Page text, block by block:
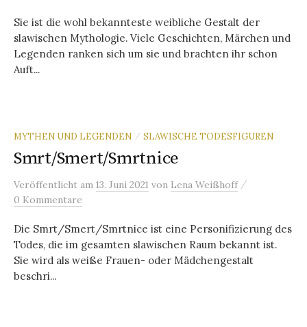
Sie ist die wohl bekannteste weibliche Gestalt der
slawischen Mythologie. Viele Geschichten, Märchen und
Legenden ranken sich um sie und brachten ihr schon
Auft...
MYTHEN UND LEGENDEN / SLAWISCHE TODESFIGUREN
Smrt/Smert/Smrtnice
Veröffentlicht am 13. Juni 2021 von Lena Weißhoff /
0 Kommentare
Die Smrt/Smert/Smrtnice ist eine Personifizierung des
Todes, die im gesamten slawischen Raum bekannt ist.
Sie wird als weiße Frauen- oder Mädchengestalt
beschri...